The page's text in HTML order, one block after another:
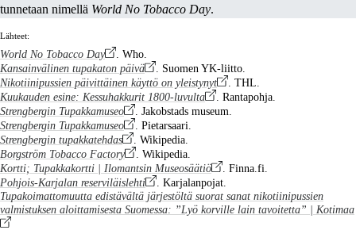
tunnetaan nimellä World No Tobacco Day.
Lähteet:
World No Tobacco Day
. Who.
Kansainvälinen tupakaton päivä
. Suomen YK-liitto.
Nikotiinipussien päivittäinen käyttö on yleistynyt
. THL.
Kuukauden esine: Kessuhakkurit 1800-luvulta
. Rantapohja.
Strengbergin Tupakkamuseo
. Jakobstads museum.
Strengbergin Tupakkamuseo
. Pietarsaari.
Strengbergin tupakkatehdas
. Wikipedia.
Borgström Tobacco Factory
. Wikipedia.
Kortti; Tupakkakortti | Ilomantsin Museosäätiö
. Finna.fi.
Pohjois-Karjalan reserviläislehti
. Karjalanpojat.
Tupakoimattomuutta edistävältä järjestöltä suorat sanat nikotiinipussien
valmistuksen aloittamisesta Suomessa: ”Lyö korville lain tavoitetta” | Kotimaa